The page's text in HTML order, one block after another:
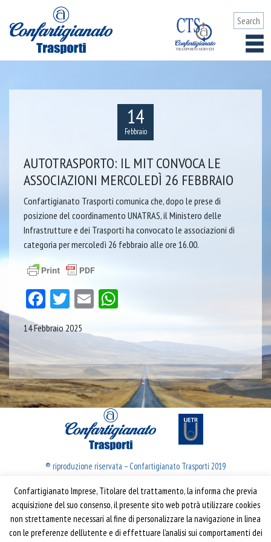
14
Febbraio
AUTOTRASPORTO: IL MIT CONVOCA LE
ASSOCIAZIONI MERCOLEDÌ 26 FEBBRAIO
Confartigianato Trasporti comunica che, dopo le prese di
posizione del coordinamento UNATRAS, il Ministero delle
Infrastrutture e dei Trasporti ha convocato le associazioni di
categoria per mercoledì 26 febbraio alle ore 16.00.
Facebook
Twitter
Email
14 Febbraio 2025
® riproduzione riservata – Confartigianato Trasporti 2019
Confartigianato Trasporti
Via S. Giovanni in Laterano, 152 | 00184 Roma
Confartigianato Imprese, Titolare del trattamento, la informa che previa
acquisizione del suo consenso, il presente sito web potrà utilizzare cookies
non strettamente necessari al fine di personalizzare la navigazione in linea
con le preferenze dell’utente e di effettuare l’analisi sui comportamenti dei